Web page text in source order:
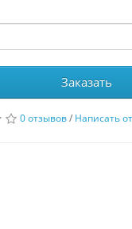
Заказать
0 отзывов/ Написать